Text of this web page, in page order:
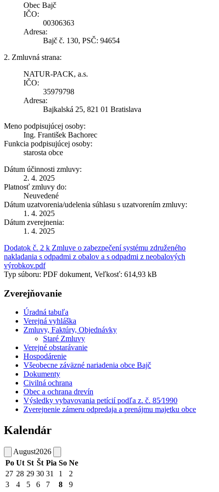
Obec Bajč
IČO:
00306363
Adresa:
Bajč č. 130, PSČ: 94654
2. Zmluvná strana:
NATUR-PACK, a.s.
IČO:
35979798
Adresa:
Bajkalská 25, 821 01 Bratislava
Meno podpisujúcej osoby:
Ing. František Bachorec
Funkcia podpisujúcej osoby:
starosta obce
Dátum účinnosti zmluvy:
2. 4. 2025
Platnosť zmluvy do:
Neuvedené
Dátum uzatvorenia/udelenia súhlasu s uzatvorením zmluvy:
1. 4. 2025
Dátum zverejnenia:
1. 4. 2025
Dodatok č. 2 k Zmluve o zabezpečení systému združeného
nakladania s odpadmi z obalov a s odpadmi z neobalových
výrobkov.pdf
Typ súboru: PDF dokument, Veľkosť: 614,93 kB
Zverejňovanie
Úradná tabuľa
Verejná vyhláška
Zmluvy, Faktúry, Objednávky
Staré Zmluvy
Verejné obstarávanie
Hospodárenie
Všeobecne záväzné nariadenia obce Bajč
Dokumenty
Civilná ochrana
Obec a ochrana drevín
Výsledky vybavovania petícií podľa z. č. 85⁄1990
Zverejnenie zámeru odpredaja a prenájmu majetku obce
Kalendár
August2026
Po Ut St Št Pia So Ne
27 28 29 30 31 1
2
3
4 5 6 7 8
9